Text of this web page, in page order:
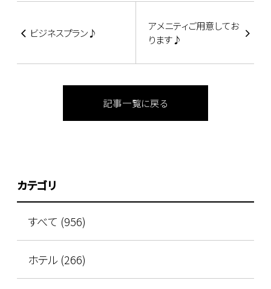
ビジネスプラン♪
アメニティご用意してお
ります♪
記事一覧に戻る
カテゴリ
すべて (956)
ホテル (266)